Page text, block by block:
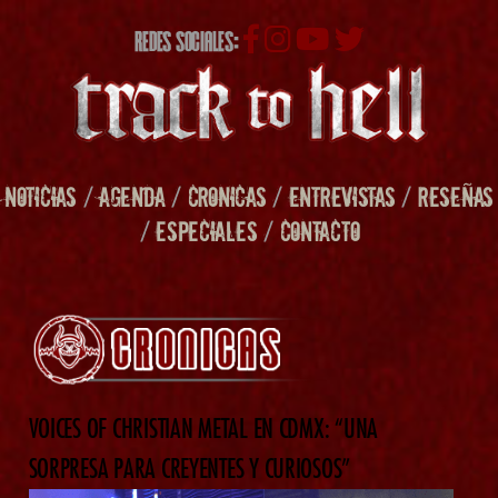
REDES SOCIALES:
NOTICIAS /AGENDA/ CRONICAS/ENTREVISTAS/RESEÑAS
/ESPECIALES/ CONTACTO
VOICES OF CHRISTIAN METAL EN CDMX: “UNA
SORPRESA PARA CREYENTES Y CURIOSOS”